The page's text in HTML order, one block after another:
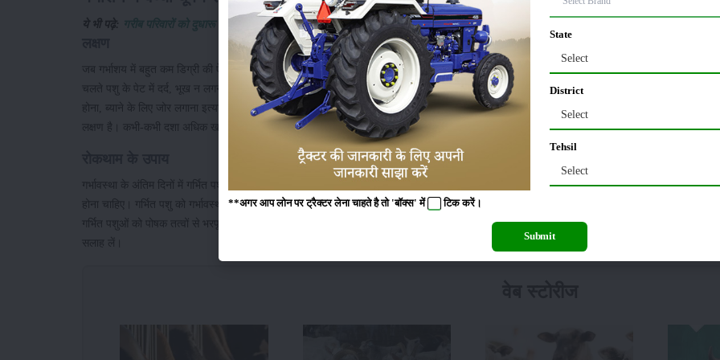
ये भी पढ़े: गरीब परिवारों को दुधारू गाय देगी यूपी सरकार
जब गर्भाशय में बहुत कम डिग्री की ऐंठन होती है तो पशु में सामान्यतः कोई लक्षण नहीं मिलते हैं परंतु अधिक डिग्री होने पर कई प्रकार के लक्षण दिख सकते है। इस
चलते पशु के पेट में दर्द, भूख न लगना, जुगाली न करना तथा शरीर के ताप का गिर जाना, बार-बार उठना, बैठना तथा जमीन पर लोटना पैर खींचना अथवा पेट में लात
होना, ब्याने के लिए जोर लगाना इत्यादि दिक्कतें आमतौर पर दिखती हैं। गर्भावस्था के पूर्ण होने पर भी बच्चा न होना तथा योनी से किसी प्रकार के द्रव्य का स्राव न होना
लक्षण है। कभी-कभी दशा अधिक खराब होने पर या समय पर उपचार न होने पर पशु की मृत्यु भी हो जाती है।
गर्भावस्था के अंतिम दिनों में गर्भित पशु को लम्बी यात्रा पर न जायें। गर्भित पशुओं को दूसरे पशुओं से अलग स्थान पर रखने की व्यवस्था करें। गर्भित पशु को रखने का
होना चाहिए। गर्भित पशु को गर्भावस्था के दौरान बहुत अधिक हलचल जैसे - कूदना, भागना इत्यादि न करने दें। भैंसों को गर्भावस्था के अंतिम दिनों में पानी या कीचड़ में न
गर्भित पशुओं को पोषक तत्वों से भरपूर संतुलित आहार दें। गर्भावस्था के अंतिम दिनों में बताये गये लक्षणों के दिखने पर बिना विलम्ब किये किसी पशु चिकित्सक को पशु
सलाह लें।
State
Select
District
Select
Tehsil
Select
**अगर आप लोन पर ट्रैक्टर लेना चाहते है तो 'बॉक्स' में टिककरें।
Submit